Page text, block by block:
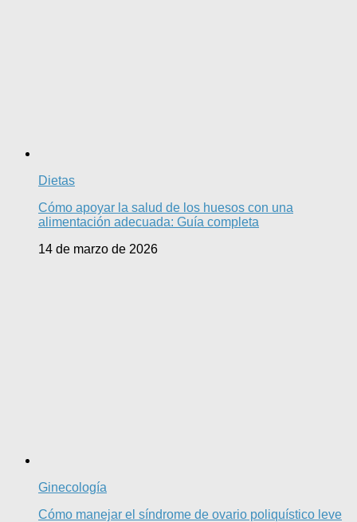
Dietas
Cómo apoyar la salud de los huesos con una
alimentación adecuada: Guía completa
14 de marzo de 2026
Ginecología
Cómo manejar el síndrome de ovario poliquístico leve